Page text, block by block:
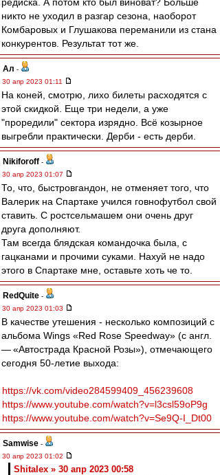
никто не уходил в разгар сезона, наоборот
Комбаровых и Глушакова переманили из стана
конкурентов. Результат тот же.
Ал -
30 апр 2023 01:11
На коней, смотрю, лихо билеты расходятся с
этой скидкой. Еще три недели, а уже
"проредили" сектора изрядно. Всё козырное
выгребли практически. Дерби - есть дерби.
Nikiforoff -
30 апр 2023 01:07
То, что, быстровгандон, не отменяет того, что
Валерик на Спартаке учился говнофутбол свой
ставить. С ростсельмашем они очень друг
друга дополняют.
Там всегда блядская командочка была, с
гацканами и прочими суками. Нахуй не надо
этого в Спартаке мне, оставьте хоть че то.
RedQuite -
30 апр 2023 01:03
В качестве утешения - несколько композиций с
альбома Wings «Red Rose Speedway» (с англ.
— «Автострада Красной Розы»), отмечающего
сегодня 50-летие выхода:
https://vk.com/video284599409_456239608
https://www.youtube.com/watch?v=l3csl59oP9g
https://www.youtube.com/watch?v=Se9Q-I_Dt00
Samwise -
30 апр 2023 01:02
Shitalex » 30 апр 2023 00:58